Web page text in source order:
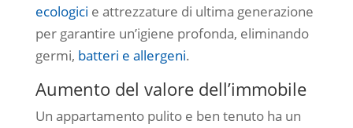
ecologici e attrezzature di ultima generazione
per garantire un’igiene profonda, eliminando
germi, batteri e allergeni.
Aumento del valore dell’immobile
Un appartamento pulito e ben tenuto ha un